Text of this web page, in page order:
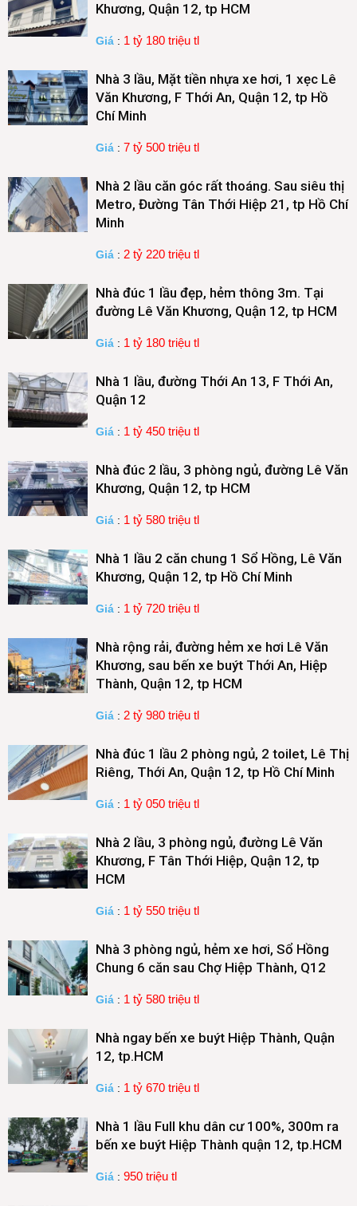
Khương, Quận 12, tp HCM
Giá : 1 tỷ 180 triệu tl
Nhà 3 lầu, Mặt tiền nhựa xe hơi, 1 xẹc Lê
Văn Khương, F Thới An, Quận 12, tp Hồ
Chí Minh
Giá : 7 tỷ 500 triệu tl
Nhà 2 lầu căn góc rất thoáng. Sau siêu thị
Metro, Đường Tân Thới Hiệp 21, tp Hồ Chí
Minh
Giá : 2 tỷ 220 triệu tl
Nhà đúc 1 lầu đẹp, hẻm thông 3m. Tại
đường Lê Văn Khương, Quận 12, tp HCM
Giá : 1 tỷ 180 triệu tl
Nhà 1 lầu, đường Thới An 13, F Thới An,
Quận 12
Giá : 1 tỷ 450 triệu tl
Nhà đúc 2 lầu, 3 phòng ngủ, đường Lê Văn
Khương, Quận 12, tp HCM
Giá : 1 tỷ 580 triệu tl
Nhà 1 lầu 2 căn chung 1 Sổ Hồng, Lê Văn
Khương, Quận 12, tp Hồ Chí Minh
Giá : 1 tỷ 720 triệu tl
Nhà rộng rải, đường hẻm xe hơi Lê Văn
Khương, sau bến xe buýt Thới An, Hiệp
Thành, Quận 12, tp HCM
Giá : 2 tỷ 980 triệu tl
Nhà đúc 1 lầu 2 phòng ngủ, 2 toilet, Lê Thị
Riêng, Thới An, Quận 12, tp Hồ Chí Minh
Giá : 1 tỷ 050 triệu tl
Nhà 2 lầu, 3 phòng ngủ, đường Lê Văn
Khương, F Tân Thới Hiệp, Quận 12, tp
HCM
Giá : 1 tỷ 550 triệu tl
Nhà 3 phòng ngủ, hẻm xe hơi, Sổ Hồng
Chung 6 căn sau Chợ Hiệp Thành, Q12
Giá : 1 tỷ 580 triệu tl
Nhà ngay bến xe buýt Hiệp Thành, Quận
12, tp.HCM
Giá : 1 tỷ 670 triệu tl
Nhà 1 lầu Full khu dân cư 100%, 300m ra
bến xe buýt Hiệp Thành quận 12, tp.HCM
Giá : 950 triệu tl